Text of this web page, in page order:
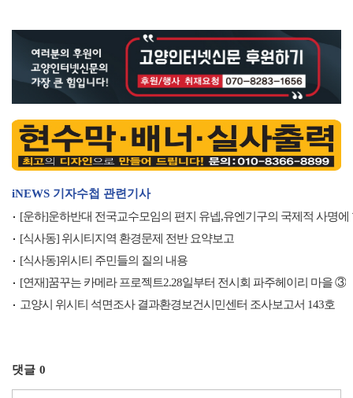
iNEWS 기자수첩 관련기사
[운하]운하반대 전국교수모임의 편지 유넵,유엔기구의 국제적 사명
[식사동] 위시티지역 환경문제 전반 요약보고
[식사동]위시티 주민들의 질의 내용
[연재]꿈꾸는 카메라 프로젝트2.28일부터 전시회 파주헤이리 마을 ③
고양시 위시티 석면조사 결과환경보건시민센터 조사보고서 143호
댓글 0